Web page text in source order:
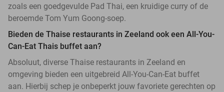
zoals een goedgevulde Pad Thai, een kruidige curry of de
beroemde Tom Yum Goong-soep.
Bieden de Thaise restaurants in Zeeland ook een All-You-
Can-Eat Thais buffet aan?
Absoluut, diverse Thaise restaurants in Zeeland en
omgeving bieden een uitgebreid All-You-Can-Eat buffet
aan. Hierbij schep je onbeperkt jouw favoriete gerechten op